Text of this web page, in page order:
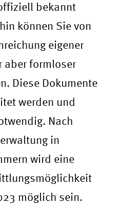
bekannt
können Sie von
eigener
aber formloser
Diese Dokumente
werden und
Nach
in
wird eine
möglich sein.